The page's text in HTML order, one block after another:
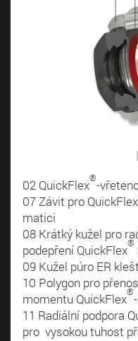
02 QuickFlex®-
07 Závit pro QuickFlex
matici
08 Krátký kužel pro
podepření QuickFlex®
09 Kužel púro ER
10 Polygon pro
momentu QuickFlex®
11 Radiální podpora
pro vysokou tuhost